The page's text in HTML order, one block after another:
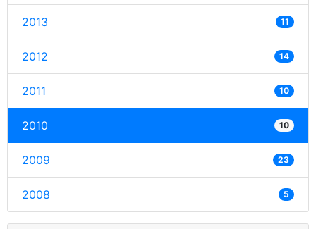
2013 11
2012 14
2011 10
2010 10
2009 23
2008 5